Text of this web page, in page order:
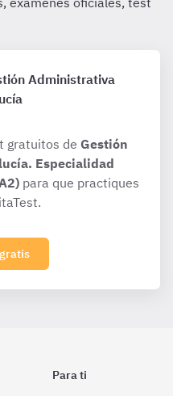
Administrativa
gratuitos de Gestión
Especialidad
para que practiques
Para ti